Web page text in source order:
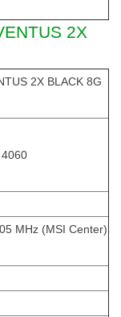
2X
2X BLACK 8G
MHz (MSI Center)